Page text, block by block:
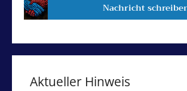
Nachricht
Aktueller Hinweis